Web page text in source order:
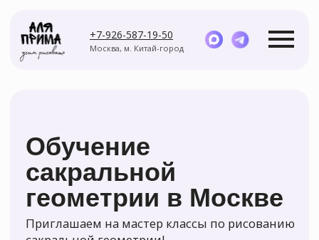
Москва, м. Китай-город
геометрии в Москве
Приглашаем на мастер классы по рисованию
сакральной геометрии!
Записаться